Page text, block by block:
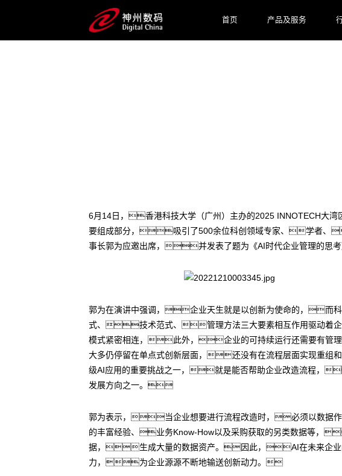
首页 产品及服务
6月14日，香港科技大学（广州）主办的2025 INNOTECH大
要组成部分，吸引了500余位科创领域专家、学者
事长郭为应邀出席，并发表了题为《AI时代企业管理的思
郭为在演讲中强调，企业天生就是以创新为使命的，
式、技术范式、管理方法三大要素相互作用驱动着
模式紧密相连，此外，企业的可持续运行还需要有管
大多仍停留在单点式创新层面，还没有在流程层面实现重
级AI应用的重要挑战之一，就是能否帮助企业改造流程，
发展方向之一。
郭为表示，当企业想要进行流程改造时，必须以数据
的丰富经验、业务Know-How以及采购获取的另类数据等，
据，生成大量的数据资产。因此，AI在未来企业
力，为企业源源不断地输送创新动力。